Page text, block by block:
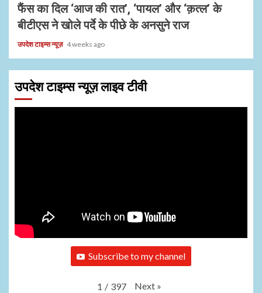
फैंस का दिल ‘आज की रात’, ‘पायल’ और ‘क़त्ल’ के
बीटीएस ने खोले पर्दे के पीछे के अनसुने राज
उपदेश टाइम्स न्यूज़ 4 weeks ago
उपदेश टाइम्स न्यूज़ लाइव टीवी
Subscribe to my channel
1 / 397 Next »